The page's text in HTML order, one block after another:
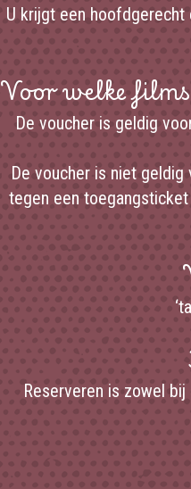
U krijgt een hoofdgerecht
Voor welke
De voucher is geldig
De voucher is niet
tegen een toegangsticket
Reserveren is zowel